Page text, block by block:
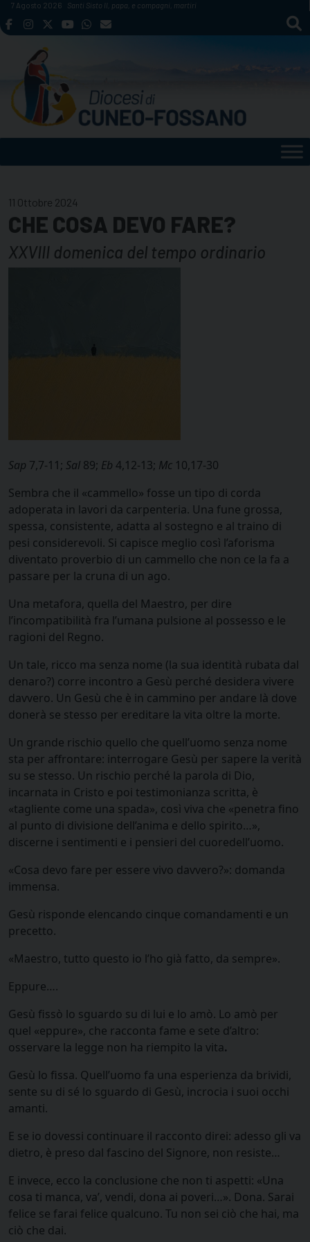
Skip
to
7 Agosto 2026 Santi Sisto II, papa, e compagni, martiri
11 Ottobre 2024
CHE COSA DEVO FARE?
XXVIII domenica del tempo ordinario
Sap 7,7-11; Sal 89; Eb 4,12-13; Mc 10,17-30
Sembra che il «cammello» fosse un tipo di corda
adoperata in lavori da carpenteria. Una fune grossa,
spessa, consistente, adatta al sostegno e al traino di
pesi considerevoli. Si capisce meglio così l’aforisma
diventato proverbio di un cammello che non ce la fa a
passare per la cruna di un ago.
Una metafora, quella del Maestro, per dire
l’incompatibilità fra l’umana pulsione al possesso e le
ragioni del Regno.
Un tale, ricco ma senza nome (la sua identità rubata dal
denaro?) corre incontro a Gesù perché desidera vivere
davvero. Un Gesù che è in cammino per andare là dove
donerà se stesso per ereditare la vita oltre la morte.
Un grande rischio quello che quell’uomo senza nome
sta per affrontare: interrogare Gesù per sapere la verità
su se stesso. Un rischio perché la parola di Dio,
incarnata in Cristo e poi testimonianza scritta, è
«tagliente come una spada», così viva che «penetra fino
al punto di divisione dell’anima e dello spirito…»,
discerne i sentimenti e i pensieri del cuoredell’uomo.
«Cosa devo fare per essere vivo davvero?»: domanda
immensa.
Gesù risponde elencando cinque comandamenti e un
precetto.
«Maestro, tutto questo io l’ho già fatto, da sempre».
Eppure….
Gesù fissò lo sguardo su di lui e lo amò. Lo amò per
quel «eppure», che racconta fame e sete d’altro:
osservare la legge non ha riempito la vita.
Gesù lo fissa. Quell’uomo fa una esperienza da brividi,
sente su di sé lo sguardo di Gesù, incrocia i suoi occhi
amanti.
E se io dovessi continuare il racconto direi: adesso gli va
dietro, è preso dal fascino del Signore, non resiste…
E invece, ecco la conclusione che non ti aspetti: «Una
cosa ti manca, va’, vendi, dona ai poveri…». Dona. Sarai
felice se farai felice qualcuno. Tu non sei ciò che hai, ma
ciò che dai.